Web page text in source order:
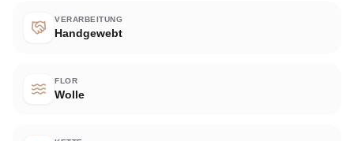
VERARBEITUNG
Handgewebt
FLOR
Wolle